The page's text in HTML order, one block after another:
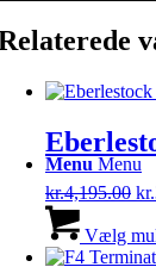
Menu Menu
kr.4,195.00 kr.
Vælg